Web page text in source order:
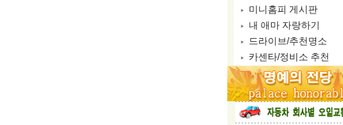
미니홈피 게시판
내 애마 자랑하기
드라이브/추천명소
카센타/정비소 추천